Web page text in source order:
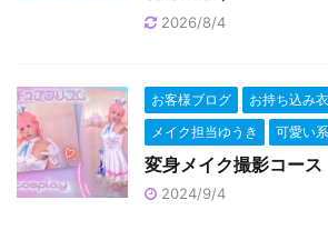
2026/8/4
お客様ブログ お持ち込み
メイク担当ゆうき
可愛い系
変身メイク撮影コース
2024/9/4